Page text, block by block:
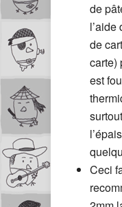
de
l’aide
de
carte)
est
Ceci